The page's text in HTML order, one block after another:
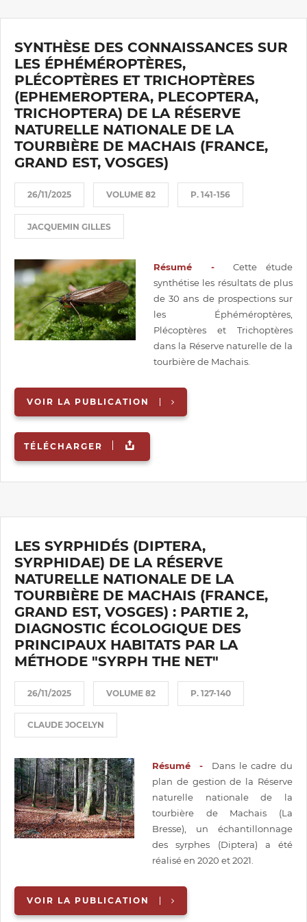
SYNTHÈSE DES CONNAISSANCES SUR
LES ÉPHÉMÉROPTÈRES,
PLÉCOPTÈRES ET TRICHOPTÈRES
(EPHEMEROPTERA, PLECOPTERA,
TRICHOPTERA) DE LA RÉSERVE
NATURELLE NATIONALE DE LA
TOURBIÈRE DE MACHAIS (FRANCE,
GRAND EST, VOSGES)
26/11/2025 VOLUME 82 P. 141-156
JACQUEMIN GILLES
Résumé - Cette étude
synthétise les résultats de plus
de 30 ans de prospections sur
les Éphéméroptères,
Plécoptères et Trichoptères
dans la Réserve naturelle de la
tourbière de Machais.
VOIR LA PUBLICATION
TÉLÉCHARGER
LES SYRPHIDÉS (DIPTERA,
SYRPHIDAE) DE LA RÉSERVE
NATURELLE NATIONALE DE LA
TOURBIÈRE DE MACHAIS (FRANCE,
GRAND EST, VOSGES) : PARTIE 2,
DIAGNOSTIC ÉCOLOGIQUE DES
PRINCIPAUX HABITATS PAR LA
MÉTHODE "SYRPH THE NET"
26/11/2025 VOLUME 82 P. 127-140
CLAUDE JOCELYN
Résumé - Dans le cadre du
plan de gestion de la Réserve
naturelle nationale de la
tourbière de Machais (La
Bresse), un échantillonnage
des syrphes (Diptera) a été
réalisé en 2020 et 2021.
VOIR LA PUBLICATION